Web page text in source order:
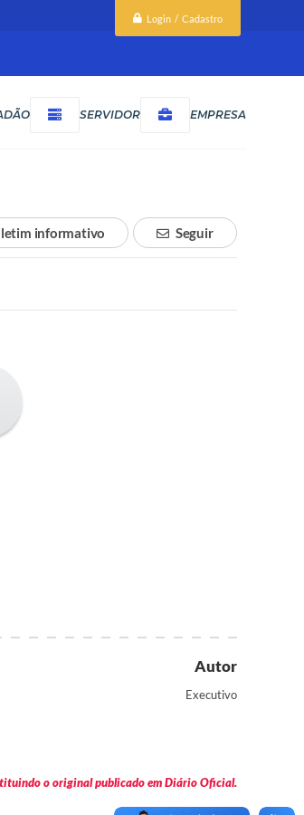
Login / Cadastro
SERVIDOR EMPRESA
Seguir
informativo
Autor
Executivo
o original publicado em Diário Oficial.